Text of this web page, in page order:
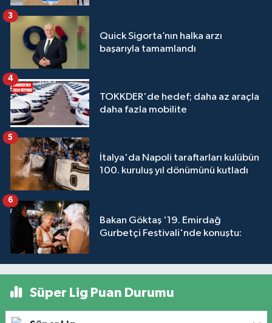
Quick Sigorta’nın halka arzı
başarıyla tamamlandı
3
TOKKDER'de hedef; daha az araçla
daha fazla mobilite
4
İtalya'da Napoli taraftarları kulübün
100. kuruluş yıl dönümünü kutladı
5
Bakan Göktaş '19. Emirdağ
Gurbetçi Festivali'nde konuştu:
6
Süper Lig Puan Durumu